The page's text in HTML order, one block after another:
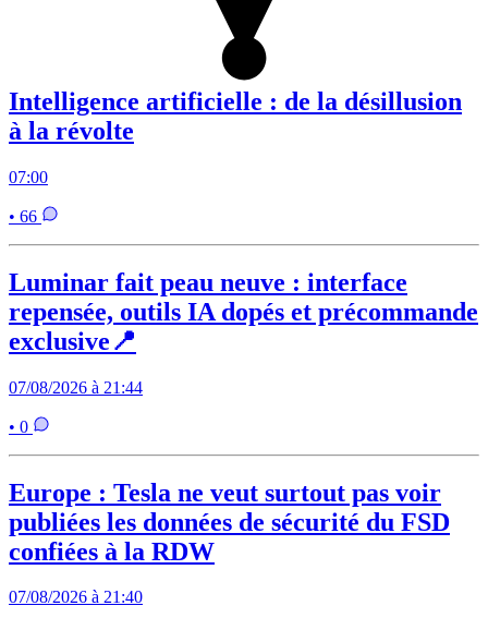
Intelligence artificielle : de la désillusion
à la révolte
07:00
• 66
Luminar fait peau neuve : interface
repensée, outils IA dopés et précommande
exclusive📍
07/08/2026 à 21:44
• 0
Europe : Tesla ne veut surtout pas voir
publiées les données de sécurité du FSD
confiées à la RDW
07/08/2026 à 21:40